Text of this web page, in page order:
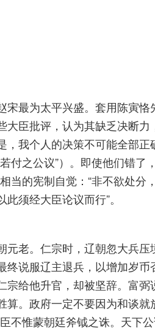
宋最为太平兴盛。套用陈寅
大臣批评，认为其缺乏决断
，我个人的决策不可能全部
付之公议”）。即使他们错了
当的宪制自觉：“非不欲处分
须经大臣论议而行”。
老。仁宗时，辽朝忽大兵压
终说服辽主退兵，以增加岁
宗给他升官，却被坚辞。富
算。政府一定不要因为和谈
不惟蒙朝廷斧钺之诛。天下